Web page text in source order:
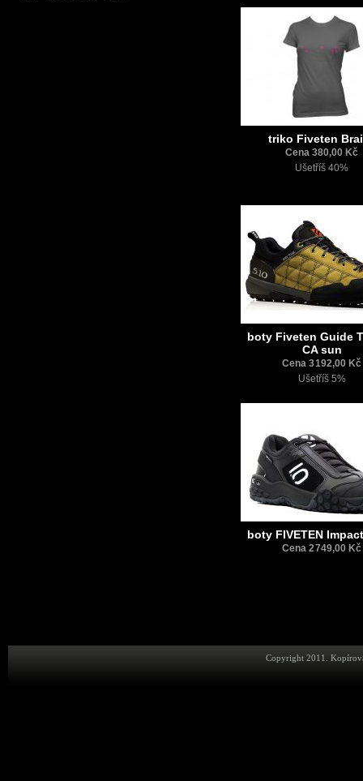
triko Fiveten
Cena 380,00 Kč
Ušetříš 40%
boty Fiveten Guide
CA sun
Cena 3 192,00 Kč
Ušetříš 5%
boty FIVETEN
Cena 2 749,00 Kč
Copyright 2011.